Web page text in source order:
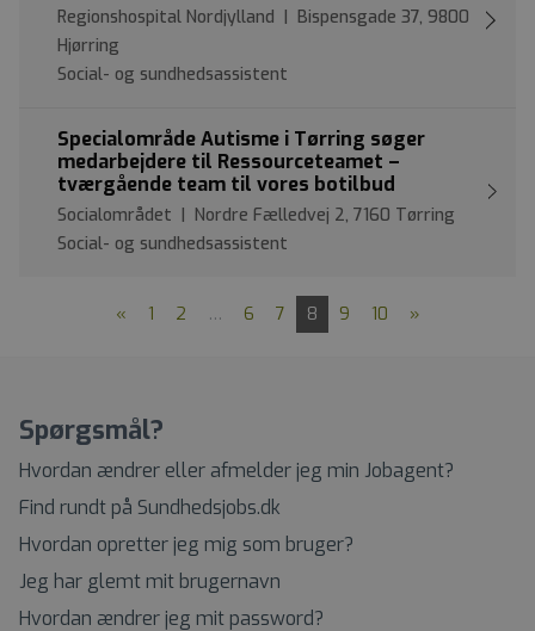
Regionshospital Nordjylland | Bispensgade 37, 9800
Hjørring
Social- og sundhedsassistent
Specialområde Autisme i Tørring søger
medarbejdere til Ressourceteamet –
tværgående team til vores botilbud
Socialområdet | Nordre Fælledvej 2, 7160 Tørring
Social- og sundhedsassistent
« 1 2 … 6 7 8 9 10 »
Spørgsmål?
Hvordan ændrer eller afmelder jeg min Jobagent?
Find rundt på Sundhedsjobs.dk
Hvordan opretter jeg mig som bruger?
Jeg har glemt mit brugernavn
Hvordan ændrer jeg mit password?